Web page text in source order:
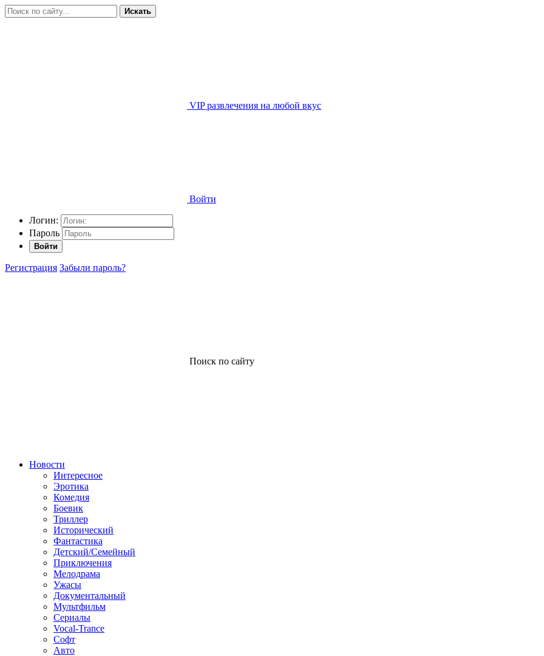
Искать
VIP развлечения на любой вкус
Войти
Логин:
Пароль
Войти
Регистрация Забыли пароль?
Поиск по сайту
Новости
Интересное
Эротика
Комедия
Боевик
Триллер
Исторический
Фантастика
Детский/Семейный
Приключения
Мелодрама
Ужасы
Документальный
Мультфильм
Сериалы
Vocal-Trance
Софт
Авто